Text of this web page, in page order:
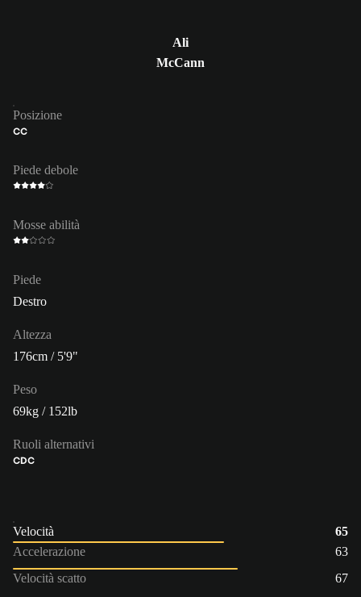
Ali
McCann
Posizione
CC
Piede debole
Mosse abilità
Piede
Destro
Altezza
176cm / 5'9"
Peso
69kg / 152lb
Ruoli alternativi
CDC
Velocità
65
Accelerazione
63
Velocità scatto
67